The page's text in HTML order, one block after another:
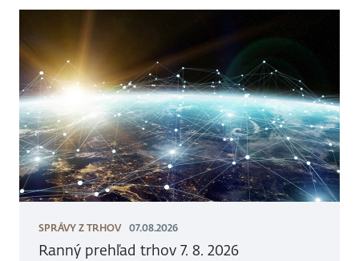
SPRÁVY Z TRHOV 07.08.2026
Ranný prehľad trhov 7. 8. 2026